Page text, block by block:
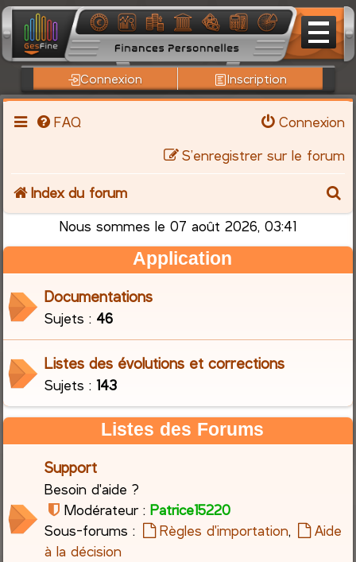
Connexion Inscription
FAQ
Connexion
S’enregistrer sur le forum
Index du forum
h
Nous sommes le 07 août 2026, 03:41
Application
Documentations
Sujets : 46
Listes des évolutions et corrections
Sujets :143
Listes des Forums
Support
Besoin d'aide ?
Modérateur : Patrice15220
Sous-forums :
Règles d'importation,
Aide
à la décision